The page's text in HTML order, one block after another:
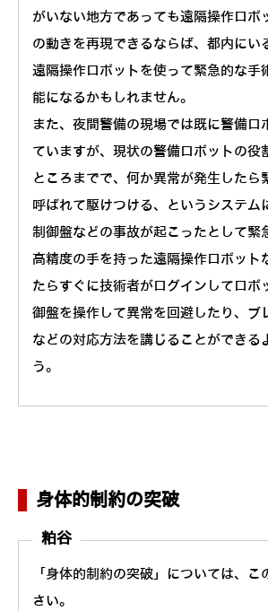
がいない地方であっても遠隔操作ロボ
の動きを再現できるならば、都内にい
遠隔操作ロボットを使って緊急的な手
能になるかもしれません。
また、夜間警備の現場では既に警備ロ
ていますが、現状の警備ロボットの役
ところまでで、何か異常が発生したら
呼ばれて駆けつける、というシステム
制御盤などの事故が起こったとして緊
高精度の手を持った遠隔操作ロボット
たらすぐに技術者がログインしてロボ
御盤を操作して異常を回避したり、ブ
などの対応方法を講じることができる
う。
身体的制約の突破
粕谷
「身体的制約の突破」については、こ
さい。